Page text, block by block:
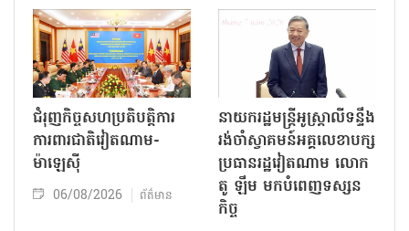
ជំរុញកិច្ចសហប្រតិបត្តិការ
ការពារជាតិវៀតណាម-
ម៉ាឡេស៊ី
06/08/2026 ព័ត៌មាន
នាយករដ្ឋមន្ត្រីអូស្ត្រាលីទន្ទឹង
រង់ចាំស្វាគមន៍អគ្គលេខាបក្ស
ប្រធានរដ្ឋវៀតណាម លោក
តូ ឡឹម មកបំពេញទស្សន
កិច្ច